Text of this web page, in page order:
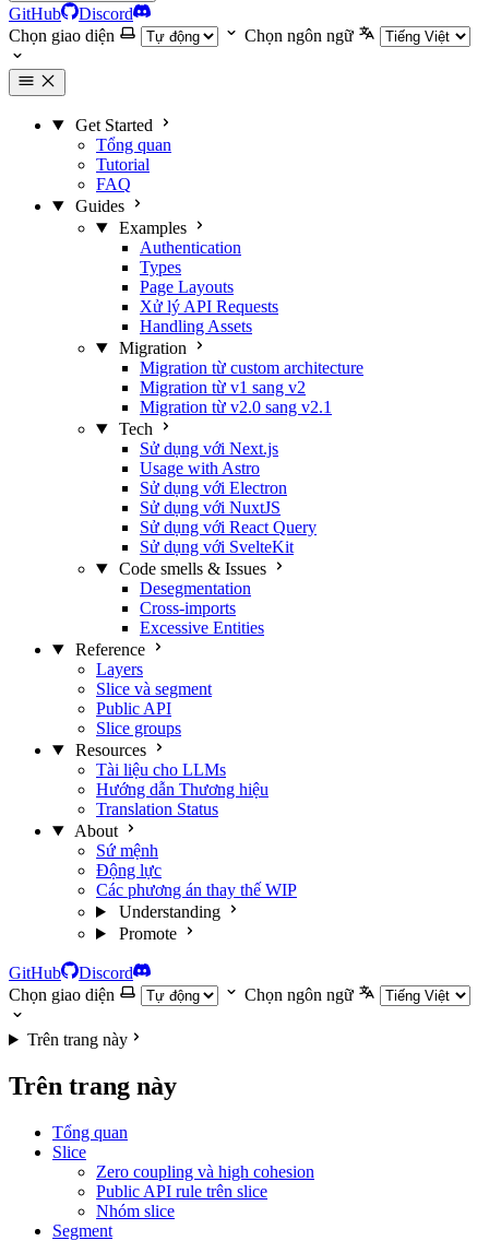
GitHub
Discord
Chọn giao diện
Chọn ngôn ngữ
Get Started
Tổng quan
Tutorial
FAQ
Guides
Examples
Authentication
Types
Page Layouts
Xử lý API Requests
Handling Assets
Migration
Migration từ custom architecture
Migration từ v1 sang v2
Migration từ v2.0 sang v2.1
Tech
Sử dụng với Next.js
Usage with Astro
Sử dụng với Electron
Sử dụng với NuxtJS
Sử dụng với React Query
Sử dụng với SvelteKit
Code smells & Issues
Desegmentation
Cross-imports
Excessive Entities
Reference
Layers
Slice và segment
Public API
Slice groups
Resources
Tài liệu cho LLMs
Hướng dẫn Thương hiệu
Translation Status
About
Sứ mệnh
Động lực
Các phương án thay thế WIP
Understanding
Promote
GitHub
Discord
Chọn giao diện
Chọn ngôn ngữ
Trên trang này
Trên trang này
Tổng quan
Slice
Zero coupling và high cohesion
Public API rule trên slice
Nhóm slice
Segment